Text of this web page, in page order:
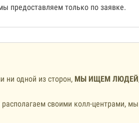
предоставляем только по заявке.
ни одной из сторон, МЫ ИЩЕМ ЛЮДЕЙ
своими колл-центрами,